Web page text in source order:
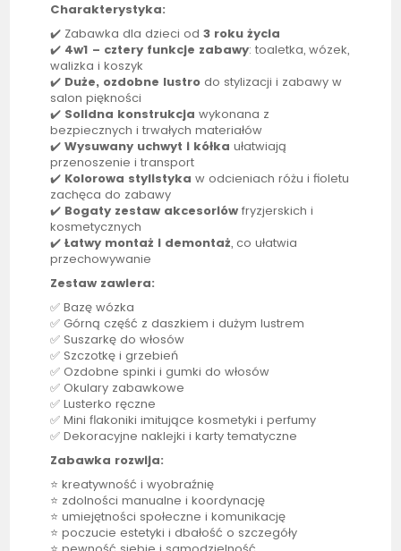
Charakterystyka:
✔️ Zabawka dla dzieci od3 roku życia
✔️ 4w1 – cztery funkcje zabawy: toaletka, wózek,
walizka i koszyk
✔️ Duże, ozdobne lustro do stylizacji i zabawy w
salon piękności
✔️ Solidna konstrukcja wykonana z
bezpiecznych i trwałych materiałów
✔️Wysuwany uchwyt i kółka ułatwiają
przenoszenie i transport
✔️ Kolorowa stylistyka w odcieniach różu i fioletu
zachęca do zabawy
✔️ Bogaty zestaw akcesoriów fryzjerskich i
kosmetycznych
✔️Łatwy montaż i demontaż, co ułatwia
przechowywanie
Zestaw zawiera:
✅ Bazę wózka
✅ Górną część z daszkiem i dużym lustrem
✅ Suszarkę do włosów
✅ Szczotkę i grzebień
✅ Ozdobne spinki i gumki do włosów
✅ Okulary zabawkowe
✅ Lusterko ręczne
✅ Mini flakoniki imitujące kosmetyki i perfumy
✅ Dekoracyjne naklejki i karty tematyczne
Zabawka rozwija:
⭐ kreatywność i wyobraźnię
⭐ zdolności manualne i koordynację
⭐ umiejętności społeczne i komunikację
⭐ poczucie estetyki i dbałość o szczegóły